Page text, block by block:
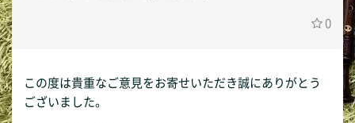
0
この度は貴重なご意見をお寄せいただき誠にありがとう
ございました。